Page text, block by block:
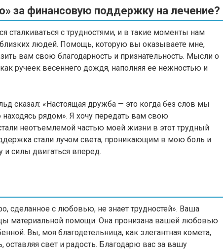
за финансовую поддержку на лечение?
сталкиваться с трудностями, и в такие моменты нам
людей. Помощь, которую вы оказываете мне,
вам свою благодарность и признательность. Мысли о
ручеек весеннего дождя, наполняя ее нежностью и
сказал: «Настоящая дружба — это когда без слов мы
находясь рядом». Я хочу передать вам свою
неотъемлемой частью моей жизни в этот трудный
стали лучом света, проникающим в мою боль и
и силы двигаться вперед.
сделанное с любовью, не знает трудностей». Ваша
материальной помощи. Она пронизана вашей любовью
Вы, моя благодетельница, как элегантная комета,
оставляя свет и радость. Благодарю вас за вашу